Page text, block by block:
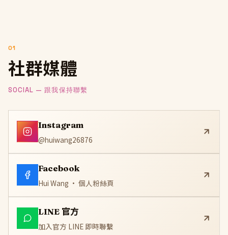
01
社群媒體
SOCIAL — 跟我保持聯繫
Instagram
@huiwang26876
Facebook
Hui Wang · 個人粉絲頁
LINE 官方
加入官方 LINE 即時聯繫